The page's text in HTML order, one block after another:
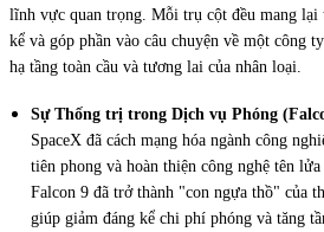
lĩnh vực quan trọng. Mỗi trụ cột đều mang lại
kể và góp phần vào câu chuyện về một công
hạ tầng toàn cầu và tương lai của nhân loại.
Sự Thống trị trong Dịch vụ Phóng
SpaceX đã cách mạng hóa ngành công
tiên phong và hoàn thiện công nghệ tên
Falcon 9 đã trở thành "con ngựa thồ" của
giúp giảm đáng kể chi phí phóng và tăng